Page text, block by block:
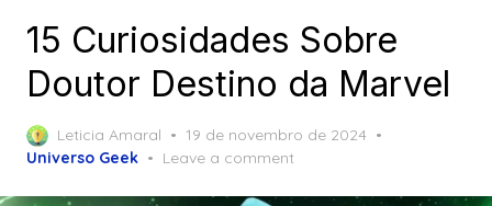
15 Curiosidades Sobre
Doutor Destino da Marvel
Leticia Amaral
Posted
on
19 de novembro de 2024
Universo Geek
Leave a comment